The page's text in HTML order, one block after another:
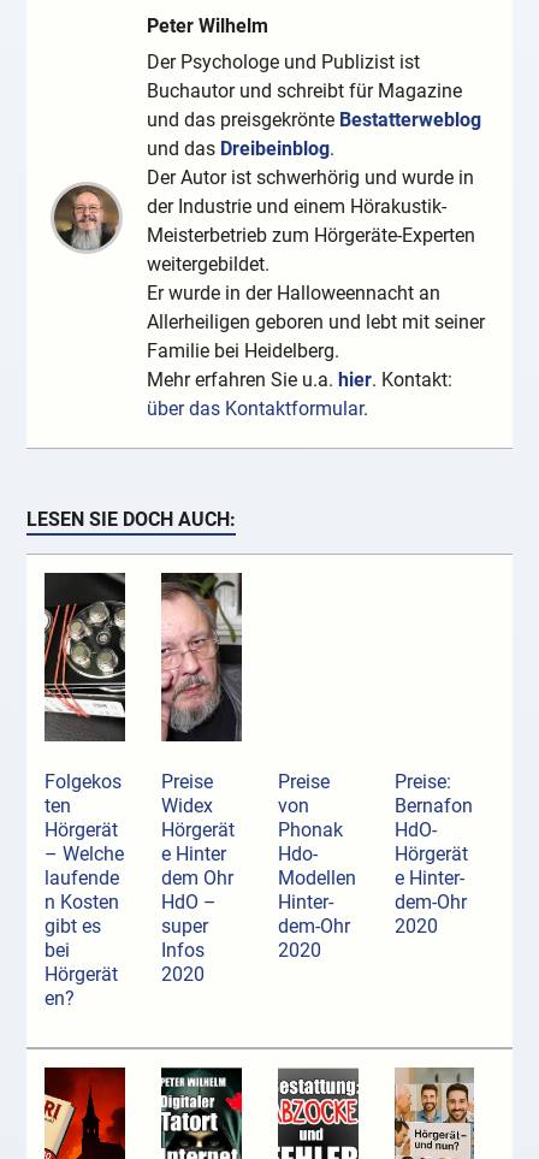
Peter Wilhelm
Der Psychologe und Publizist ist
Buchautor und schreibt für Magazine
und das preisgekrönte Bestatterweblog
und das Dreibeinblog.
Der Autor ist schwerhörig und wurde in
der Industrie und einem Hörakustik-
Meisterbetrieb zum Hörgeräte-Experten
weitergebildet.
Er wurde in der Halloweennacht an
Allerheiligen geboren und lebt mit seiner
Familie bei Heidelberg.
Mehr erfahren Sie u.a. hier. Kontakt:
über das Kontaktformular.
LESEN SIE DOCH AUCH:
Folgekos
ten
Hörgerät
– Welche
laufende
n Kosten
gibt es
bei
Hörgerät
en?
Preise
Widex
Hörgerät
e Hinter
dem Ohr
HdO –
super
Infos
2020
Preise
von
Phonak
Hdo-
Modellen
Hinter-
dem-Ohr
2020
Preise:
Bernafon
HdO-
Hörgerät
e Hinter-
dem-Ohr
2020